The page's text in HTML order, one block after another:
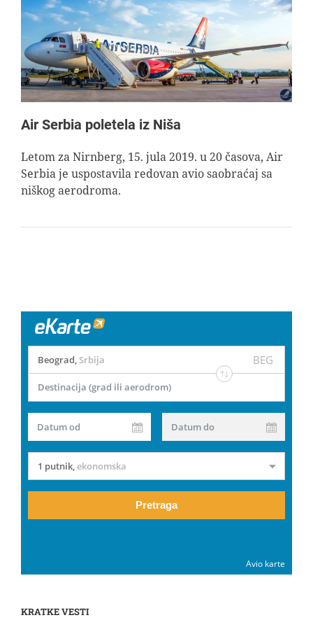
AVIOPEDIA
SPECIJAL
FOTO PRIČA
TEMA
AGENT
Air Serbia poletela iz Niša
Letom za Nirnberg, 15. jula 2019. u 20 časova, Air
Serbia je uspostavila redovan avio saobraćaj sa
niškog aerodroma.
Beograd, Srbija BEG
Destinacija (grad ili aerodrom)
Datum od Datum do
1 putnik,ekonomska
Pretraga
Avio karte
KRATKE VESTI